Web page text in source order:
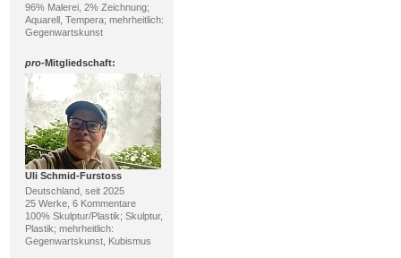
96% Malerei, 2% Zeichnung;
Aquarell, Tempera; mehrheitlich:
Gegenwartskunst
pro-Mitgliedschaft:
Uli Schmid-Furstoss
Deutschland, seit 2025
25 Werke, 6 Kommentare
100% Skulptur/Plastik; Skulptur,
Plastik; mehrheitlich:
Gegenwartskunst, Kubismus